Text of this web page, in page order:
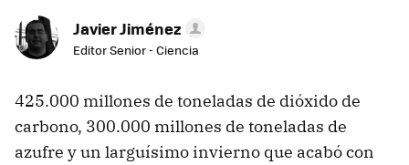
Javier Jiménez
Editor Senior - Ciencia
425.000 millones de toneladas de dióxido de
carbono, 300.000 millones de toneladas de
azufre y un larguísimo invierno que acabó con